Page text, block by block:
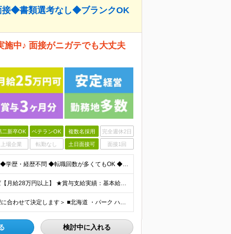
接◆書類選考なし◆ブランクOK
施中♪ 面接がニガテでも大丈夫
二新卒OK ベテランOK 複数名採用 完全週休2日
上場企業 転勤なし 土日面接可 面接1回
＜正社員デビューOK！60歳未満の方、全員面接＞ ◆学歴・経歴不問 ◆転職回数が多くてもOK ◆未経験／第二新卒OK ◆ブランクありOK ◆60歳未満の方（※定年年齢を上限として募集するため） ☆普
★スタッフ管理（シフト調整など）の経験があれば【月給28万円以上】 ★賞与支給実績：基本給の2ヶ月分～3ヶ月分 ＝＝ライフスタイルに合わせて働き方を選べます＝＝ ■正社員 ＜未経験者＞月給25万円～
＜北海道から沖縄まで各地で募集中！配属先は希望に合わせて決定します＞ ■北海道 ・パーク ハイアット ニセコ HANAZONO ★住み込み可 北海道虻田郡倶知安町字岩尾別328-47 ■東京都 ・
検討中に入れる